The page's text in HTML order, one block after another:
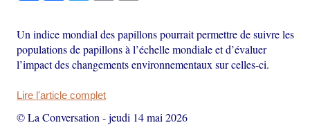
Un indice mondial des papillons pourrait permettre de suivre les
populations de papillons à l’échelle mondiale et d’évaluer
l’impact des changements environnementaux sur celles-ci.
Lire l'article complet
© La Conversation -jeudi 14 mai 2026